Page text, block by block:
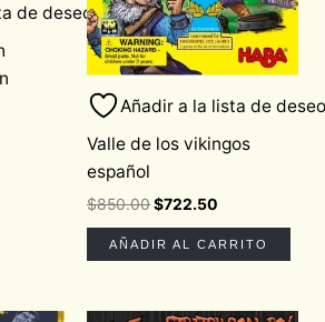
de deseos
Añadir a la lista de
Valle de los vikingos
español
$850.00$722.50
AÑADIR AL CARRITO